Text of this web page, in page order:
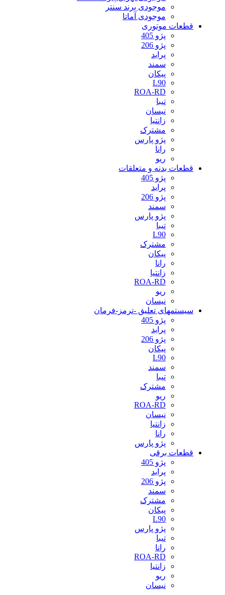
موجودی برند سنتر
موجودی آماتا
قطعات موتوری
پژو 405
پژو 206
پراید
سمند
پیکان
L90
ROA-RD
تیبا
نیسان
زانتیا
مشترک
پژو پارس
رانا
ریو
قطعات بدنه و متعلقات
پژو 405
پراید
پژو 206
سمند
پژو پارس
تیبا
L90
مشترک
پیکان
رانا
زانتیا
ROA-RD
ریو
نیسان
سیستمهای تعلیق -ترمز-فرمان
پژو 405
پراید
پژو 206
پیکان
L90
سمند
تیبا
مشترک
ریو
ROA-RD
نیسان
زانتیا
رانا
پژو پارس
قطعات برقی
پژو 405
پراید
پژو 206
سمند
مشترک
پیکان
L90
پژو پارس
تیبا
رانا
ROA-RD
زانتیا
ریو
نیسان